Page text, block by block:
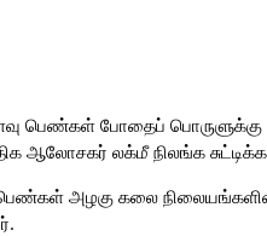
பெண்கள் போதைப்
ஆலோசகர் லக்மீ நிலங்க
அழகு கலை